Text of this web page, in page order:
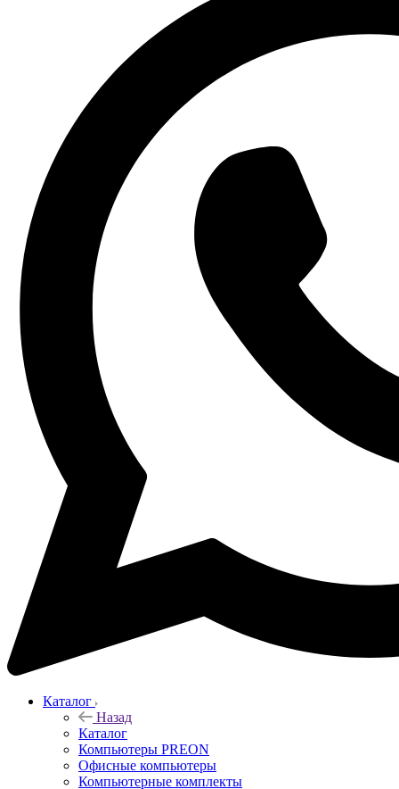
Каталог
Назад
Каталог
Компьютеры PREON
Офисные компьютеры
Компьютерные комплекты